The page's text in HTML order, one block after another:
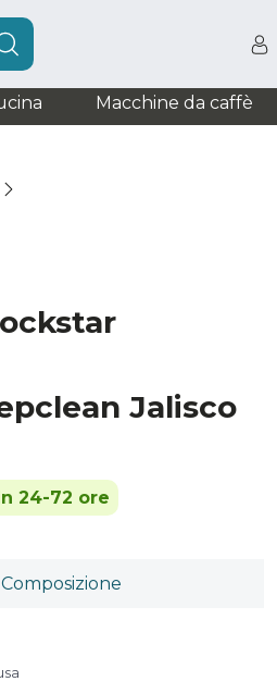
Macchine da caffè
Jalisco
24-72 ore
Composizione